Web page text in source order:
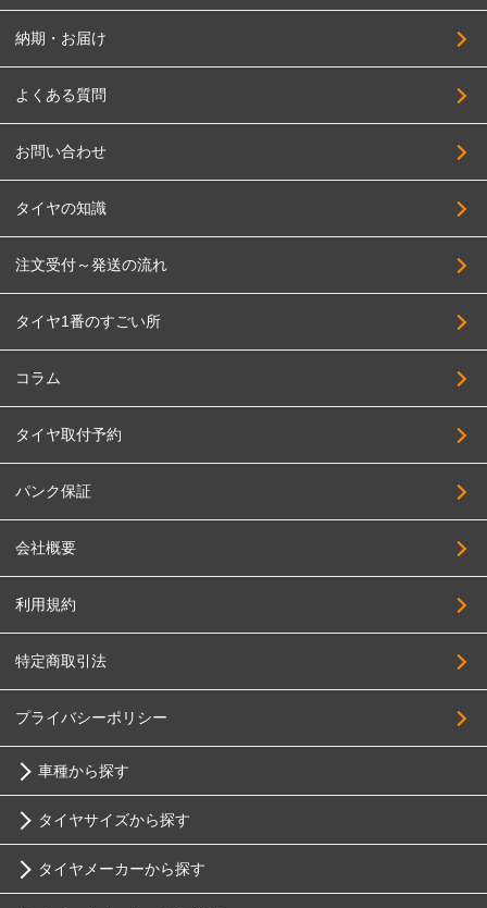
納期・お届け
よくある質問
お問い合わせ
タイヤの知識
注文受付～発送の流れ
タイヤ1番のすごい所
コラム
タイヤ取付予約
パンク保証
会社概要
利用規約
特定商取引法
プライバシーポリシー
車種から探す
トヨタ
ニッサン
タイヤサイズから探す
10インチ
タイヤメーカーから探す